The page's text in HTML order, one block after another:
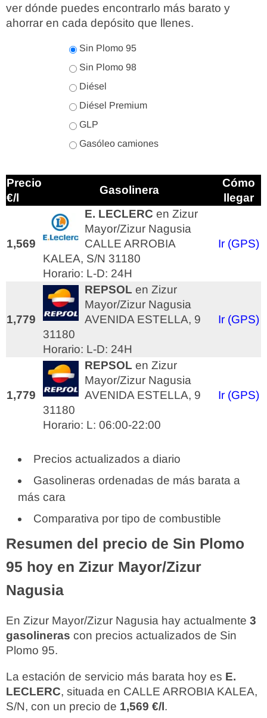
ver dónde puedes encontrarlo más barato y
ahorrar en cada depósito que llenes.
Sin Plomo 95
Sin Plomo 98
Diésel
Diésel Premium
GLP
Gasóleo camiones
Precio
€/l
Gasolinera
Cómo
llegar
1,569
E. LECLERC en Zizur
Mayor/Zizur Nagusia
CALLE ARROBIA
KALEA, S/N 31180
Horario: L-D: 24H
Ir (GPS)
1,779
REPSOL en Zizur
Mayor/Zizur Nagusia
AVENIDA ESTELLA, 9
31180
Horario: L-D: 24H
Ir (GPS)
1,779
REPSOL en Zizur
Mayor/Zizur Nagusia
AVENIDA ESTELLA, 9
31180
Horario: L: 06:00-22:00
Ir (GPS)
Precios actualizados a diario
Gasolineras ordenadas de más barata a
más cara
Comparativa por tipo de combustible
Resumen del precio de Sin Plomo
95 hoy en Zizur Mayor/Zizur
Nagusia
En Zizur Mayor/Zizur Nagusia hay actualmente 3
gasolineras con precios actualizados de Sin
Plomo 95.
La estación de servicio más barata hoy es E.
LECLERC, situada en CALLE ARROBIA KALEA,
S/N, con un precio de 1,569 €/l.